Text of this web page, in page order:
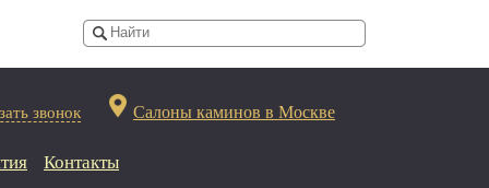
звонок Салоны каминов в Москве
Контакты